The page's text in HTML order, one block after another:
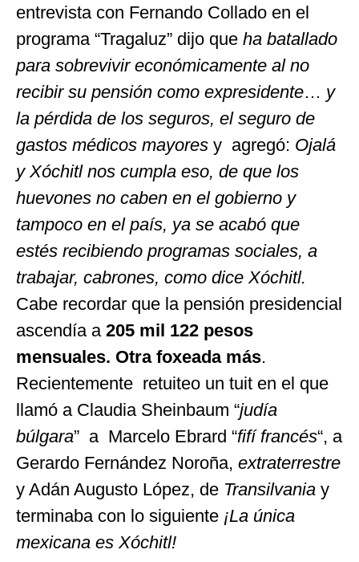
entrevista con Fernando Collado en el
programa “Tragaluz” dijo que ha batallado
para sobrevivir económicamente al no
recibir su pensión como expresidente… y
la pérdida de los seguros, el seguro de
gastos médicos mayores y agregó: Ojalá
y Xóchitl nos cumpla eso, de que los
huevones no caben en el gobierno y
tampoco en el país, ya se acabó que
estés recibiendo programas sociales, a
trabajar, cabrones, como dice Xóchitl.
Cabe recordar que la pensión presidencial
ascendía a 205 mil 122 pesos
mensuales. Otra foxeada más.
Recientemente retuiteo un tuit en el que
llamó a Claudia Sheinbaum “judía
búlgara” a Marcelo Ebrard “fifí francés“, a
Gerardo Fernández Noroña, extraterrestre
y Adán Augusto López, de Transilvania y
terminaba con lo siguiente ¡La única
mexicana es Xóchitl!